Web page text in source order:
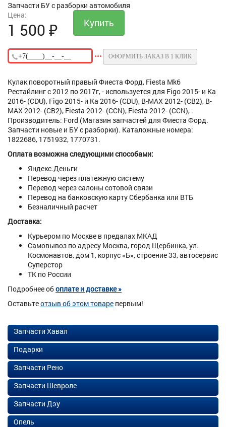
Запчасти БУ с разборки автомобиля
Цена:
1 500 ₽
ОФОРМИТЬ ЗАКАЗ В 1 КЛИК
Кулак поворотный правый Фиеста Форд, Fiesta Mk6
Рестайлинг с 2012 по 2017г, - используется для Figo 2015- и Ka
2016- (CDU), Figo 2015- и Ka 2016- (CDU), B-MAX 2012- (CB2), B-
MAX 2012- (CB2), Fiesta 2012- (CCN), Fiesta 2012- (CCN), .
Производитель: Ford (Магазин запчастей для Фиеста Форд.
Запчасти новые и БУ с разборки). Каталожные номера:
1822686, 1751932, 1770731.
Оплата возможна следующими способами:
Яндекс.Деньги
Перевод через платежную систему
Перевод через салоны сотовой связи
Перевод на банковскую карту Сбербанка или ВТБ
Безналичный расчет
Доставка:
Курьером по Москве в предалах МКАД
Самовывоз по адресу Москва, город Щербинка, ул.
Космонавтов, дом 1, корпус «Б», строение 33, автосервис
Суперстор
ТК по России
Подробнее обоплате и доставке »
Оставьтеотзыв об этом товаре первым!
Запчасти Хавал
Подарки
Запчасти Рено
Запчасти Шевроле
Запчасти Дэу
Опель